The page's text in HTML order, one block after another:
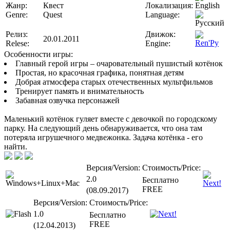
Жанр:
Genre:
Квест
Quest
Локализация:
Language:
Релиз:
Relese:
20.01.2011
Движок:
Engine:
Особенности игры:
Главный герой игры – очаровательный пушистый котёнок
Простая, но красочная графика, понятная детям
Добрая атмосфера старых отечественных мультфильмов
Тренирует память и внимательность
Забавная озвучка персонажей
Маленький котёнок гуляет вместе с девочкой по городскому
парку. На следующий день обнаруживается, что она там
потеряла игрушечного медвежонка. Задача котёнка - его
найти.
Версия/Version: Стоимость/Price:
2.0
Бесплатно
FREE
(08.09.2017)
Версия/Version: Стоимость/Price:
1.0
Бесплатно
FREE
(12.04.2013)